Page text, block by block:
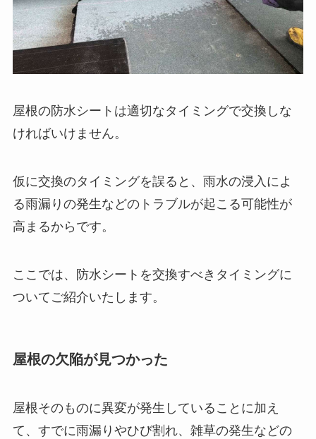
屋根の防水シートは適切なタイミングで交換しな
ければいけません。
仮に交換のタイミングを誤ると、雨水の浸入によ
る雨漏りの発生などのトラブルが起こる可能性が
高まるからです。
ここでは、防水シートを交換すべきタイミングに
ついてご紹介いたします。
屋根の欠陥が見つかった
屋根そのものに異変が発生していることに加え
て、すでに雨漏りやひび割れ、雑草の発生などの